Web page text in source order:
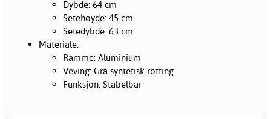
Dybde: 64 cm
Setehøyde: 45 cm
Setedybde: 63 cm
Materiale:
Ramme: Aluminium
Veving: Grå syntetisk rotting
Funksjon: Stabelbar